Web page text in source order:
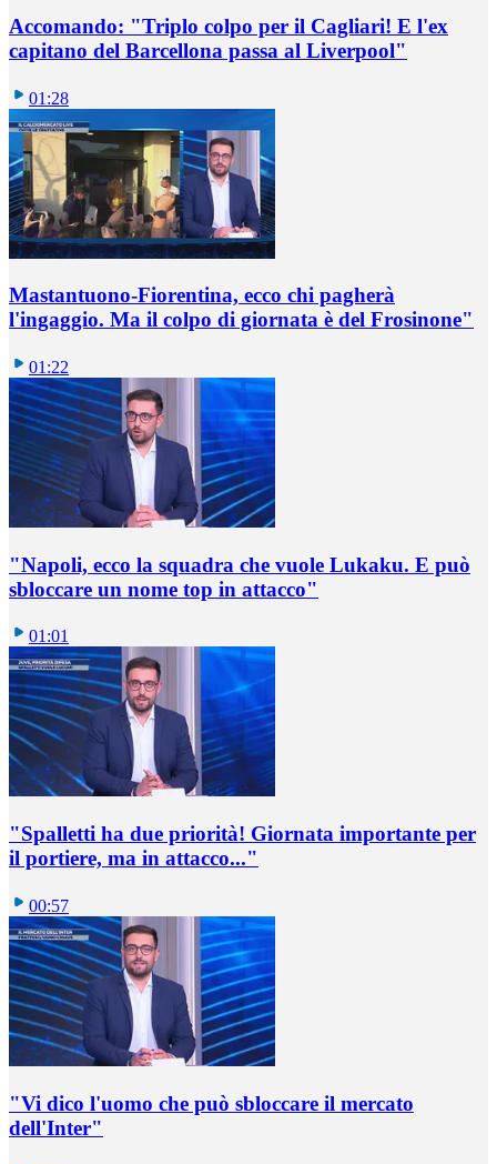
Accomando: "Triplo colpo per il Cagliari! E l'ex
capitano del Barcellona passa al Liverpool"
01:28
Mastantuono-Fiorentina, ecco chi pagherà
l'ingaggio. Ma il colpo di giornata è del Frosinone"
01:22
"Napoli, ecco la squadra che vuole Lukaku. E può
sbloccare un nome top in attacco"
01:01
"Spalletti ha due priorità! Giornata importante per
il portiere, ma in attacco..."
00:57
"Vi dico l'uomo che può sbloccare il mercato
dell'Inter"